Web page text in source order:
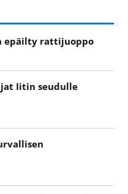
epäilty rattijuoppo
Iitin seudulle